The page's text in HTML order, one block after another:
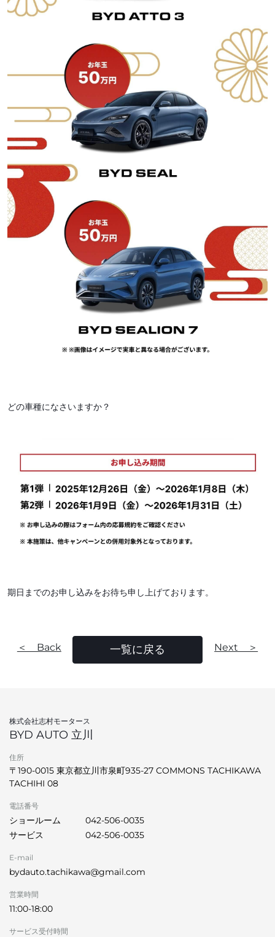
どの車種になさいますか？
期日までのお申し込みをお待ち申し上げております。
＜ Back 一覧に戻る Next ＞
株式会社志村モータース
BYD AUTO 立川
住所
〒190-0015 東京都立川市泉町935-27 COMMONS TACHIKAWA
TACHIHI 08
電話番号
ショールーム
042-506-0035
サービス
042-506-0035
E-mail
bydauto.tachikawa@gmail.com
営業時間
11:00-18:00
サービス受付時間